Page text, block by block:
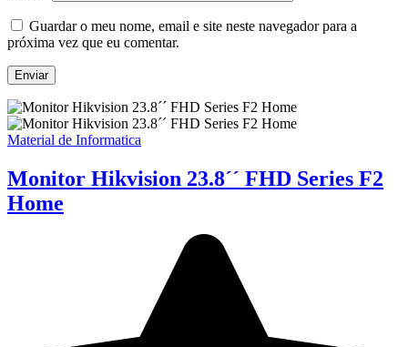
Guardar o meu nome, email e site neste navegador para a
próxima vez que eu comentar.
Material de Informatica
Monitor Hikvision 23.8´´ FHD Series F2
Home